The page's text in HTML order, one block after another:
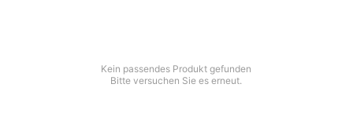
Kein passendes Produkt gefunden
Bitte versuchen Sie es erneut.